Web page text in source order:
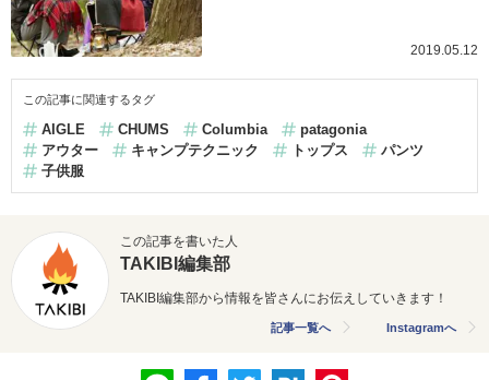
2019.05.12
この記事に関連するタグ
AIGLE CHUMS Columbia
patagonia
アウター
キャンプテクニック トップス
パンツ
子供服
この記事を書いた人
TAKIBI編集部
TAKIBI編集部から情報を皆さんにお伝えしていきます！
記事一覧へ Instagramへ